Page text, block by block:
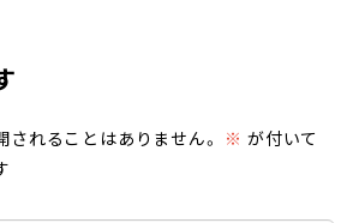
されることはありません。 ※ が付いて